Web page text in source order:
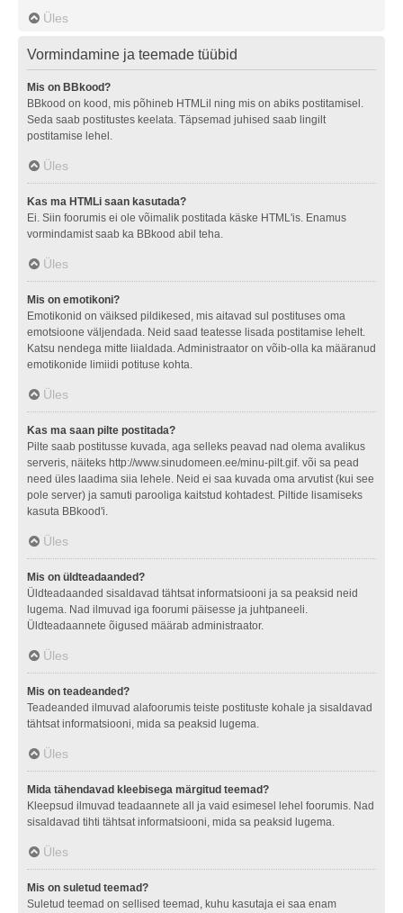
Üles
Vormindamine ja teemade tüübid
Mis on BBkood?
BBkood on kood, mis põhineb HTMLil ning mis on abiks postitamisel.
Seda saab postitustes keelata. Täpsemad juhised saab lingilt
postitamise lehel.
Üles
Kas ma HTMLi saan kasutada?
Ei. Siin foorumis ei ole võimalik postitada käske HTML'is. Enamus
vormindamist saab ka BBkood abil teha.
Üles
Mis on emotikoni?
Emotikonid on väiksed pildikesed, mis aitavad sul postituses oma
emotsioone väljendada. Neid saad teatesse lisada postitamise lehelt.
Katsu nendega mitte liialdada. Administraator on võib-olla ka määranud
emotikonide limiidi potituse kohta.
Üles
Kas ma saan pilte postitada?
Pilte saab postitusse kuvada, aga selleks peavad nad olema avalikus
serveris, näiteks http://www.sinudomeen.ee/minu-pilt.gif. või sa pead
need üles laadima siia lehele. Neid ei saa kuvada oma arvutist (kui see
pole server) ja samuti parooliga kaitstud kohtadest. Piltide lisamiseks
kasuta BBkood'i.
Üles
Mis on üldteadaanded?
Üldteadaanded sisaldavad tähtsat informatsiooni ja sa peaksid neid
lugema. Nad ilmuvad iga foorumi päisesse ja juhtpaneeli.
Üldteadaannete õigused määrab administraator.
Üles
Mis on teadeanded?
Teadeanded ilmuvad alafoorumis teiste postituste kohale ja sisaldavad
tähtsat informatsiooni, mida sa peaksid lugema.
Üles
Mida tähendavad kleebisega märgitud teemad?
Kleepsud ilmuvad teadaannete all ja vaid esimesel lehel foorumis. Nad
sisaldavad tihti tähtsat informatsiooni, mida sa peaksid lugema.
Üles
Mis on suletud teemad?
Suletud teemad on sellised teemad, kuhu kasutaja ei saa enam